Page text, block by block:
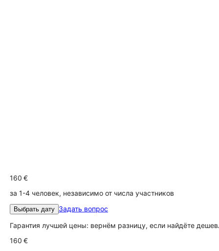
160 €
за 1-4 человек, независимо от числа участников
Выбрать дату Задать вопрос
Гарантия лучшей цены: вернём разницу, если найдёте
160 €